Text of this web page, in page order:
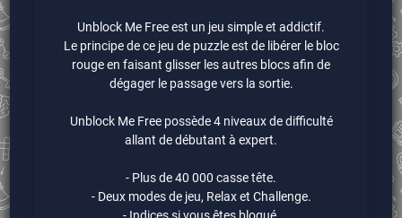
Unblock Me Free est un jeu simple et addictif.
Le principe de ce jeu de puzzle est de libérer le bloc
rouge en faisant glisser les autres blocs afin de
dégager le passage vers la sortie.
Unblock Me Free possède 4 niveaux de difficulté
allant de débutant à expert.
- Plus de 40 000 casse tête.
- Deux modes de jeu, Relax et Challenge.
- Indices si vous êtes bloqué.